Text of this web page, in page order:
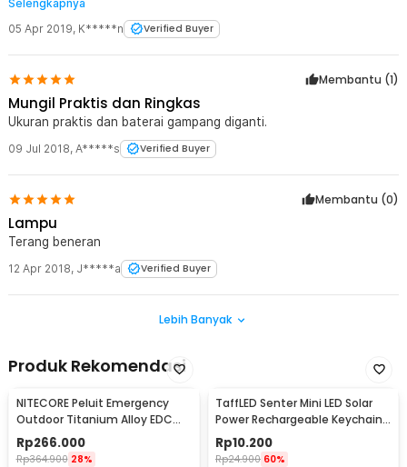
motor
Selengkapnya
05 Apr 2019, K*****n Verified Buyer
Membantu (1)
Mungil Praktis dan Ringkas
Ukuran praktis dan baterai gampang diganti.
09 Jul 2018, A*****s Verified Buyer
Membantu (0)
Lampu
Terang beneran
12 Apr 2018, J*****a Verified Buyer
Lebih Banyak
Produk Rekomendasi
NITECORE Peluit Emergency
Outdoor Titanium Alloy EDC
Survival 120dB - NWS10
Rp266.000
Rp364.900 28%
TaffLED Senter Mini LED Solar
Power Rechargeable Keychain
3 LED 0.8W - XY
Rp10.200
Rp24.900 60%